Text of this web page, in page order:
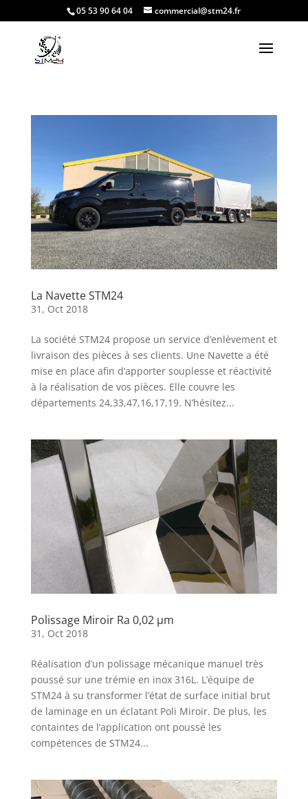
05 53 90 64 04 commercial@stm24.fr
La Navette STM24
31, Oct 2018
La société STM24 propose un service d’enlèvement et
livraison des pièces à ses clients. Une Navette a été
mise en place afin d’apporter souplesse et réactivité
à la réalisation de vos pièces. Elle couvre les
départements 24,33,47,16,17,19. N’hésitez...
Polissage Miroir Ra 0,02 µm
31, Oct 2018
Réalisation d’un polissage mécanique manuel très
poussé sur une trémie en inox 316L. L’équipe de
STM24 à su transformer l’état de surface initial brut
de laminage en un éclatant Poli Miroir. De plus, les
containtes de l’application ont poussé les
compétences de STM24...